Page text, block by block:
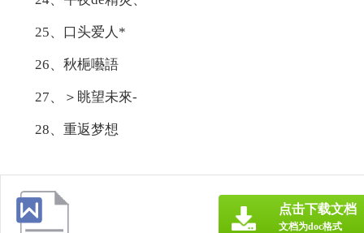
25、口头爱人*
26、秋梔囈語
27、＞眺望未來-
28、重返梦想
点击下载文档
文档为doc格式